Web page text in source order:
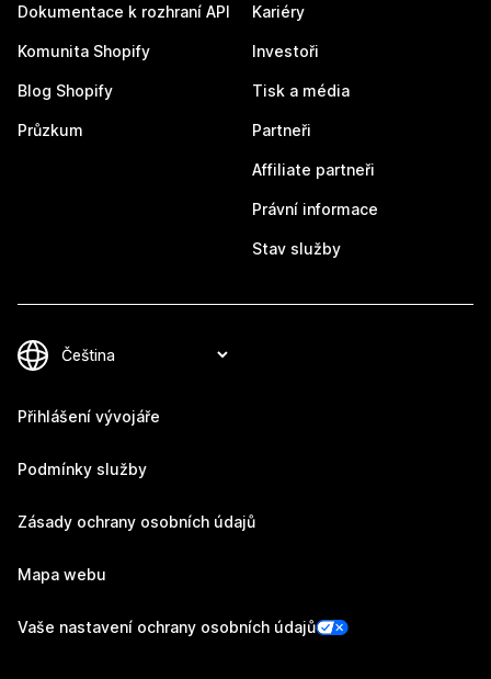
Dokumentace k rozhraní API
Komunita Shopify
Blog Shopify
Průzkum
Kariéry
Investoři
Tisk a média
Partneři
Affiliate partneři
Právní informace
Stav služby
Přihlášení vývojáře
Podmínky služby
Zásady ochrany osobních údajů
Mapa webu
Vaše nastavení ochrany osobních údajů